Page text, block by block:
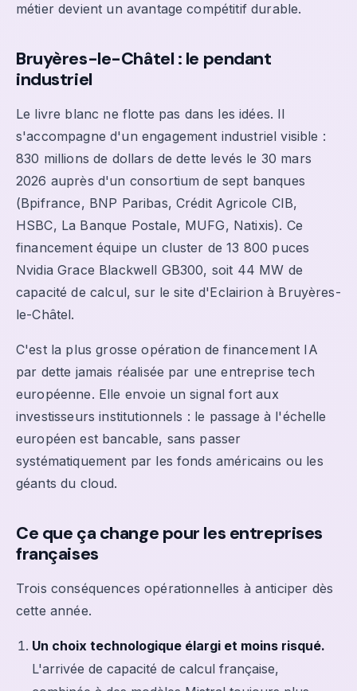
métier devient un avantage compétitif durable.
Bruyères-le-Châtel : le pendant
industriel
Le livre blanc ne flotte pas dans les idées. Il
s'accompagne d'un engagement industriel visible :
830 millions de dollars de dette levés le 30 mars
2026 auprès d'un consortium de sept banques
(Bpifrance, BNP Paribas, Crédit Agricole CIB,
HSBC, La Banque Postale, MUFG, Natixis). Ce
financement équipe un cluster de 13 800 puces
Nvidia Grace Blackwell GB300, soit 44 MW de
capacité de calcul, sur le site d'Eclairion à Bruyères-
le-Châtel.
C'est la plus grosse opération de financement IA
par dette jamais réalisée par une entreprise tech
européenne. Elle envoie un signal fort aux
investisseurs institutionnels : le passage à l'échelle
européen est bancable, sans passer
systématiquement par les fonds américains ou les
géants du cloud.
Ce que ça change pour les entreprises
françaises
Trois conséquences opérationnelles à anticiper dès
cette année.
Un choix technologique élargi et moins risqué.
L'arrivée de capacité de calcul française,